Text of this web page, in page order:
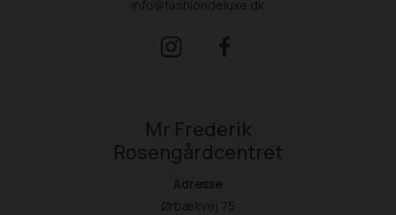
info@fashiondeluxe.dk
Mr Frederik
Rosengårdcentret
Adresse
Ørbækvej 75